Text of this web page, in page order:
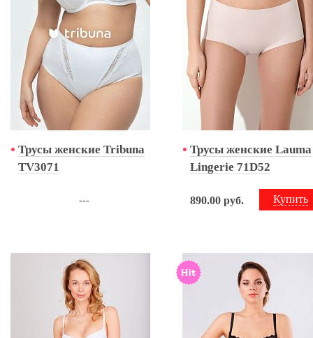
Трусы женские Tribuna
TV3071
---
Трусы женские Lauma
Lingerie 71D52
Купить
890.00 руб.